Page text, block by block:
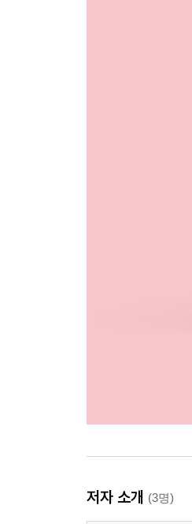
저자 소개 (3명)